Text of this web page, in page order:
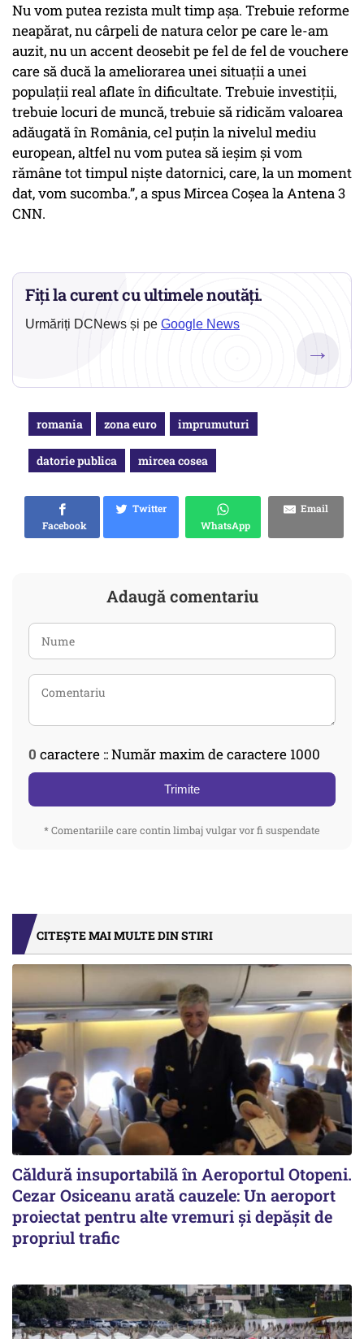
Nu vom putea rezista mult timp așa. Trebuie reforme
neapărat, nu cârpeli de natura celor pe care le-am
auzit, nu un accent deosebit pe fel de fel de vouchere
care să ducă la ameliorarea unei situații a unei
populații real aflate în dificultate. Trebuie investiții,
trebuie locuri de muncă, trebuie să ridicăm valoarea
adăugată în România, cel puțin la nivelul mediu
european, altfel nu vom putea să ieșim și vom
rămâne tot timpul niște datornici, care, la un moment
dat, vom sucomba.”, a spus Mircea Coșea la Antena 3
CNN.
Fiți la curent cu ultimele noutăți.
Urmăriți DCNews și pe Google News
→
romania zona euro imprumuturi
datorie publica mircea cosea
Facebook
Twitter
WhatsApp
Email
Adaugă comentariu
0 caractere :: Număr maxim de caractere 1000
Trimite
* Comentariile care contin limbaj vulgar vor fi suspendate
CITEȘTE MAI MULTE DIN STIRI
Căldură insuportabilă în Aeroportul Otopeni.
Cezar Osiceanu arată cauzele: Un aeroport
proiectat pentru alte vremuri și depășit de
propriul trafic